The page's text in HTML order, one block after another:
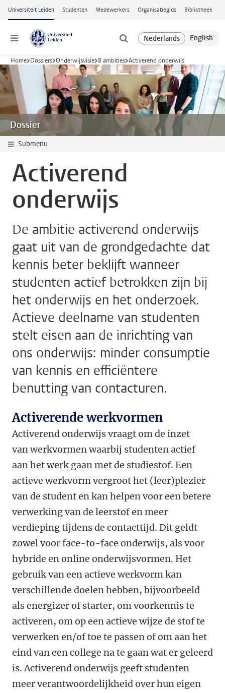
Ga naar hoofdinhoud
Universiteit Leiden Studenten Medewerkers Organisatiegids Bibliotheek
Menu
Home Dossiers Onderwijsvisie 8 ambities Activerend onderwijs
Dossier
Submenu
Activerend
onderwijs
De ambitie activerend onderwijs
gaat uit van de grondgedachte dat
kennis beter beklijft wanneer
studenten actief betrokken zijn bij
het onderwijs en het onderzoek.
Actieve deelname van studenten
stelt eisen aan de inrichting van
ons onderwijs: minder consumptie
van kennis en efficiëntere
benutting van contacturen.
Activerende werkvormen
Activerend onderwijs vraagt om de inzet
van werkvormen waarbij studenten actief
aan het werk gaan met de studiestof. Een
actieve werkvorm vergroot het (leer)plezier
van de student en kan helpen voor een betere
verwerking van de leerstof en meer
verdieping tijdens de contacttijd. Dit geldt
zowel voor face-to-face onderwijs, als voor
hybride en online onderwijsvormen. Het
gebruik van een actieve werkvorm kan
verschillende doelen hebben, bijvoorbeeld
als energizer of starter, om voorkennis te
activeren, om op een actieve wijze de stof te
verwerken en/of toe te passen of om aan het
eind van een college na te gaan wat er geleerd
is. Activerend onderwijs geeft studenten
meer verantwoordelijkheid over hun eigen